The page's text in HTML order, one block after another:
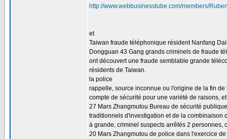
http://www.webbusinesstube.com/members/
et
Taiwan fraude téléphonique résident Nanfang
Dongguan 43 Gang grands criminels de fraude
ont découvert une fraude semblable grande
résidents de Taiwan.
la police
rappelle, source inconnue ou l'origine de la fin
compte de sécurité pour une variété de raisons,
27 Mars Zhangmutou Bureau de sécurité
traditionnels d'investigation et de la combinaison
à grande, criminel suspects arrêtés 2
20 Mars Zhangmutou de police dans l'exercice